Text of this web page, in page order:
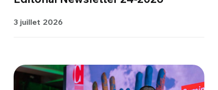
3 juillet 2026